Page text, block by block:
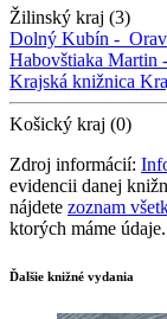
Žilinský kraj (3)
Dolný Kubín -
Habovštiaka Martin -
Krajská knižnica
Košický kraj (0)
Zdroj informácií:
evidencii danej
nájdete zoznam
ktorých máme údaje.
Ďalšie knižné vydania